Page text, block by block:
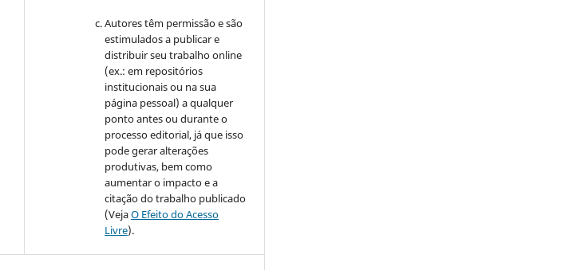
Autores têm permissão e são
estimulados a publicar e
distribuir seu trabalho online
(ex.: em repositórios
institucionais ou na sua
página pessoal) a qualquer
ponto antes ou durante o
processo editorial, já que isso
pode gerar alterações
produtivas, bem como
aumentar o impacto e a
citação do trabalho publicado
(VejaO Efeito do Acesso
Livre).